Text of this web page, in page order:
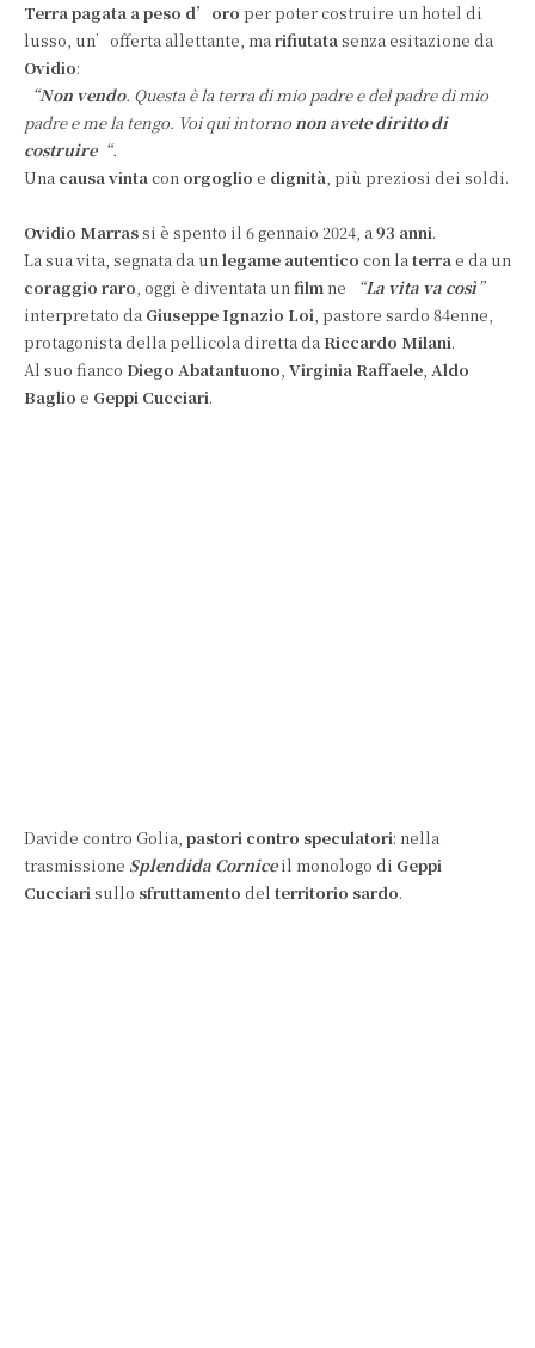
Terra pagata a peso d’oro per poter costruire un hotel di
lusso, un’offerta allettante, marifiutatasenza esitazione da
Ovidio:
“Non vendo. Questa è la terra di mio padre e del padre di mio
padre e me la tengo. Voi qui intornonon avete diritto di
costruire“.
Una causa vintacon orgoglio e dignità, più preziosi dei soldi.
Ovidio Marrassi è spento il 6 gennaio 2024, a93 anni.
La sua vita, segnata da unlegame autentico con laterrae da un
coraggio raro, oggi è diventata unfilmne “La vita va così”
interpretato da Giuseppe Ignazio Loi, pastore sardo 84enne,
protagonista della pellicola diretta daRiccardo Milani.
Al suo fianco Diego Abatantuono, Virginia Raffaele, Aldo
Baglio e Geppi Cucciari.
Davide contro Golia, pastori contro speculatori: nella
trasmissione Splendida Corniceil monologo di Geppi
Cucciarisullo sfruttamento del territorio sardo.